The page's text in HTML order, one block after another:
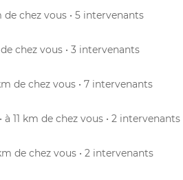
de chez vous • 5 intervenants
chez vous • 3 intervenants
de chez vous • 7 intervenants
• à 11 km de chez vous • 2 intervenants
de chez vous • 2 intervenants